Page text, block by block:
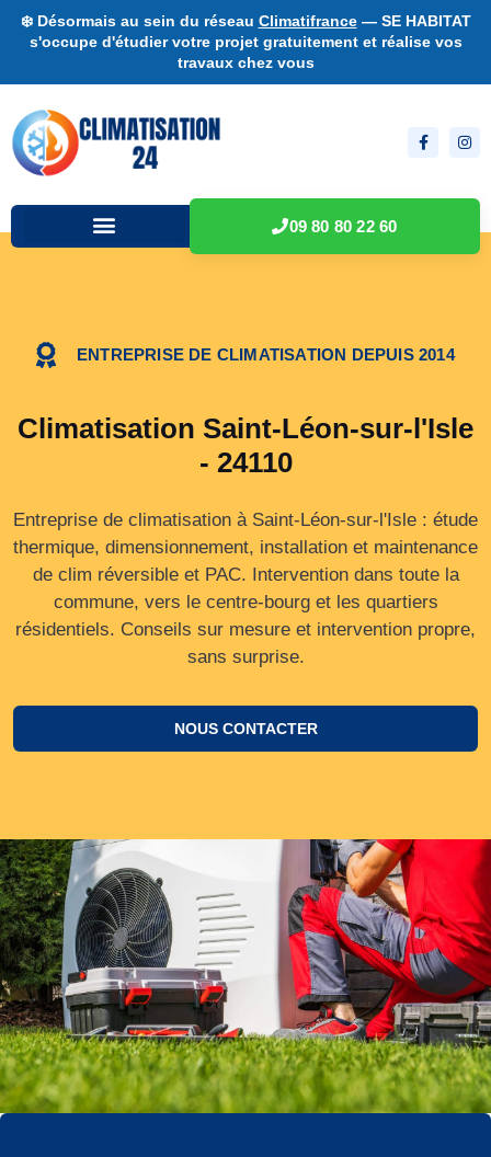
❄️ Désormais au sein du réseau Climatifrance— SE HABITAT
s'occupe d'étudier votre projet gratuitement et réalise vos
travaux chez vous
09 80 80 22 60
ENTREPRISE DE CLIMATISATION DEPUIS 2014
Climatisation Saint-Léon-sur-l'Isle
- 24110
Entreprise de climatisation à Saint-Léon-sur-l'Isle : étude
thermique, dimensionnement, installation et maintenance
de clim réversible et PAC. Intervention dans toute la
commune, vers le centre‑bourg et les quartiers
résidentiels. Conseils sur mesure et intervention propre,
sans surprise.
NOUS CONTACTER